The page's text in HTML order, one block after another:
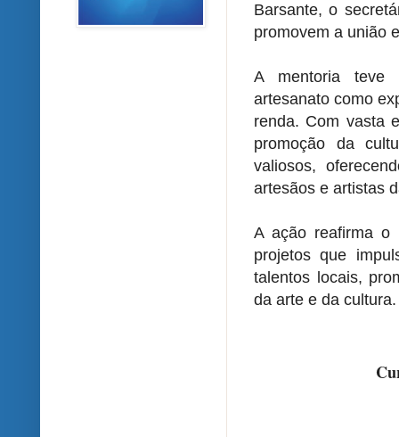
Barsante, o
promovem a união
A mentoria teve
artesanato como
renda. Com vasta
promoção da
valiosos,
artesãos e artistas
A ação reafirma o
projetos que
talentos locais,
da arte e da cultura.